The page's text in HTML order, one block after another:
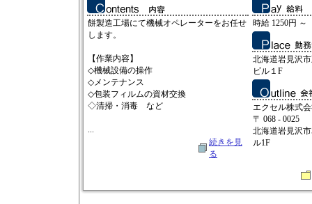
餅製造工場にて機械オペレーターをお任せ
します。
【作業内容】
◇機械設備の操作
◇メンテナンス
◇包装フィルムの資材交換
◇清掃・消毒 など
...
続きを見
る
時給 1250円 ～
北海道岩見沢
ビル１F
エクセル株式
〒 068 - 0025
北海道岩見沢
ル1F